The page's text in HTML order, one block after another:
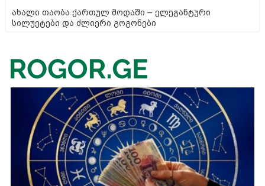
ახალი თაობა ქართულ მოდაში – ელეგანტური
სილუეტები და ძლიერი გოგონები